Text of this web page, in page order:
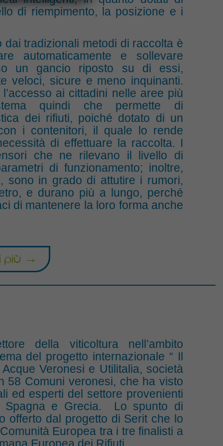
di riempimento, la posizione e i
tradizionali metodi di raccolta è
automaticamente e sollevare
un gancio riposto su di essi,
veloci, sicure e meno inquinanti.
ai cittadini nelle aree più
quindi che permette di
dei rifiuti, poiché dotato di un
i contenitori, il quale lo rende
di effettuare la raccolta. I
che ne rilevano il livello di
di funzionamento; inoltre,
sono in grado di attutire i rumori,
e durano più a lungo, perché
di mantenere la loro forma anche
più →
della viticoltura nell’ambito
del progetto internazionale “ Il
Veronesi e Utilitalia, società
58 Comuni veronesi, che ha visto
ed esperti del settore provenienti
Spagna e Grecia. Lo spunto di
offerto dal progetto di Serit che lo
Europea tra i tre finalisti a